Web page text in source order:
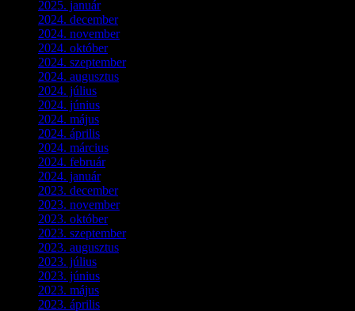
2025. január(3)
2024. december(3)
2024. november(7)
2024. október(6)
2024. szeptember(4)
2024. augusztus
2024. július
2024. június
2024. május
2024. április
2024. március
2024. február(9)
2024. január(3)
2023. december(1)
2023. november(1)
2023. október(5)
2023. szeptember(3)
2023. augusztus
2023. július
2023. június
2023. május
2023. április